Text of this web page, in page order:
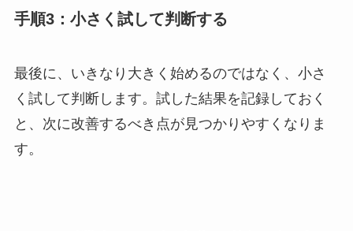
手順3：小さく試して判断する
最後に、いきなり大きく始めるのではなく、小さ
く試して判断します。試した結果を記録しておく
と、次に改善するべき点が見つかりやすくなりま
す。